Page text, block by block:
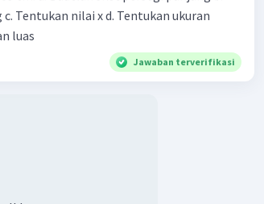
Tentukan nilai x d. Tentukan ukuran
luas
Jawaban terverifikasi